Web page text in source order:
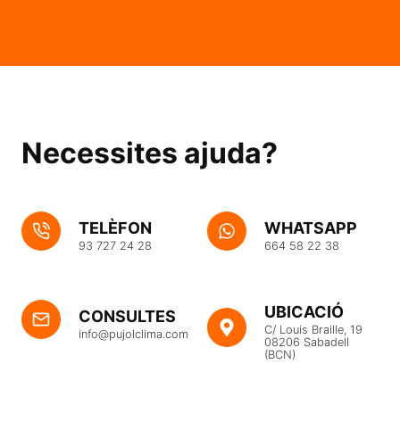
Necessites ajuda?
TELÈFON
93 727 24 28
WHATSAPP
664 58 22 38
CONSULTES
info@pujolclima.com
UBICACIÓ
C/ Louis Braille, 19
08206 Sabadell
(BCN)